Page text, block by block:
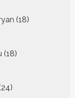
18
producten
18
producten
24
producten